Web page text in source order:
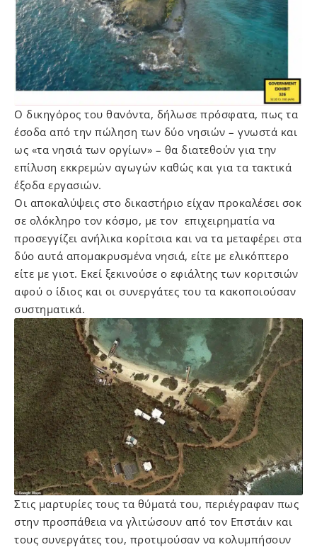
Ο δικηγόρος του θανόντα, δήλωσε πρόσφατα, πως τα
έσοδα από την πώληση των δύο νησιών – γνωστά και
ως «τα νησιά των οργίων» – θα διατεθούν για την
επίλυση εκκρεμών αγωγών καθώς και για τα τακτικά
έξοδα εργασιών.
Οι αποκαλύψεις στο δικαστήριο είχαν προκαλέσει σοκ
σε ολόκληρο τον κόσμο, με τον επιχειρηματία να
προσεγγίζει ανήλικα κορίτσια και να τα μεταφέρει στα
δύο αυτά απομακρυσμένα νησιά, είτε με ελικόπτερο
είτε με γιοτ. Εκεί ξεκινούσε ο εφιάλτης των κοριτσιών
αφού ο ίδιος και οι συνεργάτες του τα κακοποιούσαν
συστηματικά.
Στις μαρτυρίες τους τα θύματά του, περιέγραφαν πως
στην προσπάθεια να γλιτώσουν από τον Επστάιν και
τους συνεργάτες του, προτιμούσαν να κολυμπήσουν